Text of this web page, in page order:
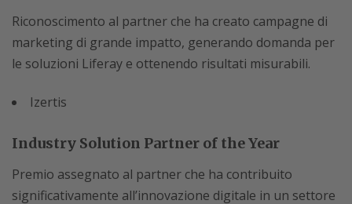
Riconoscimento al partner che ha creato campagne di
marketing di grande impatto, generando domanda per
le soluzioni Liferay e ottenendo risultati misurabili.
Izertis
Industry Solution Partner of the Year
Premio assegnato al partner che ha contribuito
significativamente all’innovazione digitale in un settore